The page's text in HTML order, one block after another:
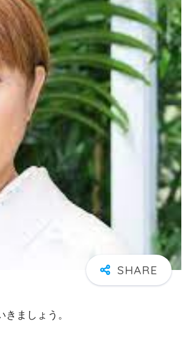
ましょう。